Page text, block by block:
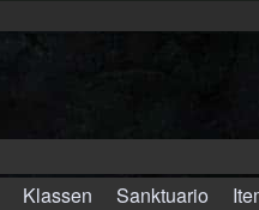
Klassen Sanktuario